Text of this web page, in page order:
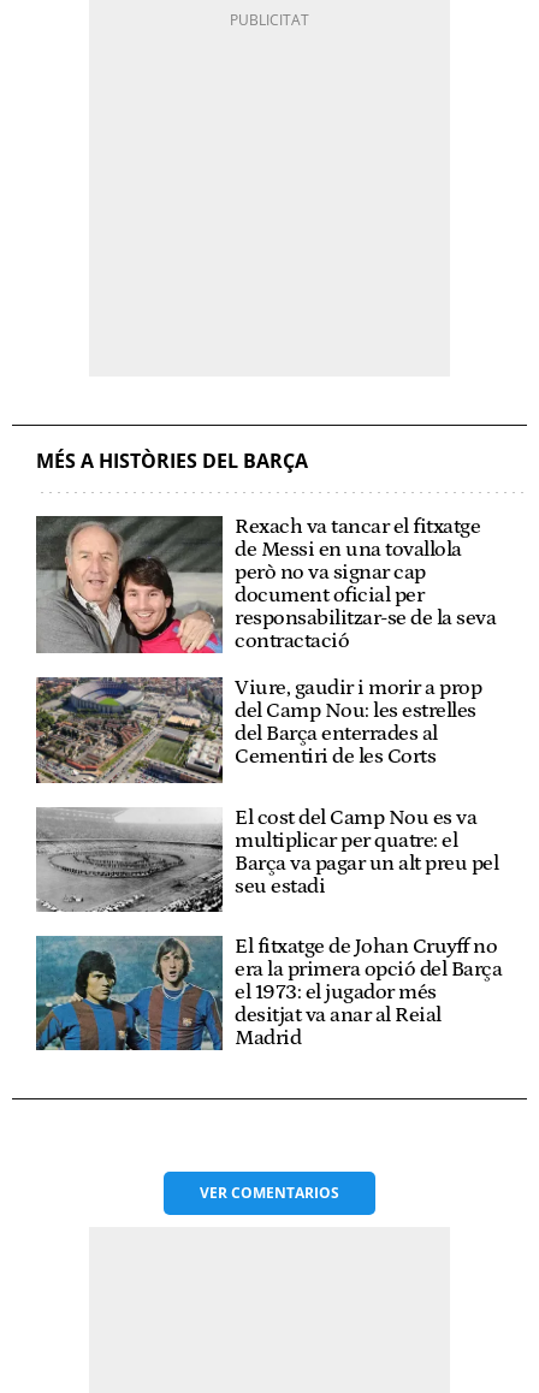
MÉS A HISTÒRIES DEL BARÇA
Rexach va tancar el fitxatge
de Messi en una tovallola
però no va signar cap
document oficial per
responsabilitzar-se de la seva
contractació
Viure, gaudir i morir a prop
del Camp Nou: les estrelles
del Barça enterrades al
Cementiri de les Corts
El cost del Camp Nou es va
multiplicar per quatre: el
Barça va pagar un alt preu pel
seu estadi
El fitxatge de Johan Cruyff no
era la primera opció del Barça
el 1973: el jugador més
desitjat va anar al Reial
Madrid
VERCOMENTARIOS